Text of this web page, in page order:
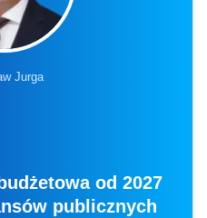
Jurga
od 2027
publicznych